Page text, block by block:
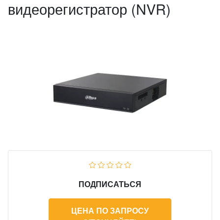
видеорегистратор (NVR)
ПОДПИСАТЬСЯ
ЦЕНА ПО ЗАПРОСУ